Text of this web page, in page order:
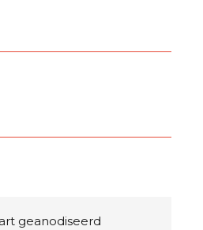
geanodiseerd